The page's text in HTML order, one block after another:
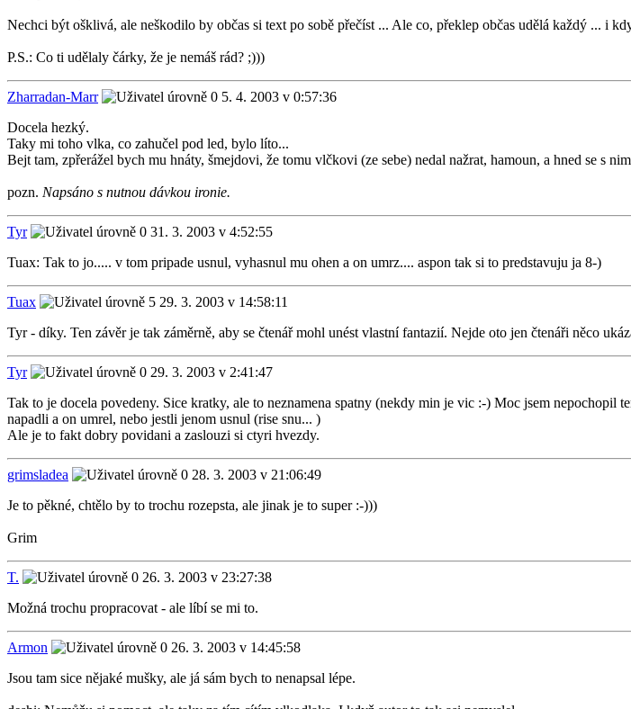
Nechci být ošklivá, ale neškodilo by občas si text po sobě přečíst ... Ale co, překlep občas udělá každý ... i
P.S.: Co ti udělaly čárky, že je nemáš rád? ;)))
Zharradan-Marr
5. 4. 2003 v 0:57:36
Docela hezký.
Taky mi toho vlka, co zahučel pod led, bylo líto...
Bejt tam, zpřerážel bych mu hnáty, šmejdovi, že tomu vlčkovi (ze sebe) nedal nažrat, hamoun, a hned se s
pozn. Napsáno s nutnou dávkou ironie.
Tyr
31. 3. 2003 v 4:52:55
Tuax: Tak to jo..... v tom pripade usnul, vyhasnul mu ohen a on umrz.... aspon tak si to predstavuju ja 8-)
Tuax
29. 3. 2003 v 14:58:11
Tyr - díky. Ten závěr je tak záměrně, aby se čtenář mohl unést vlastní fantazií. Nejde oto jen čtenáři něco
Tyr
29. 3. 2003 v 2:41:47
Tak to je docela povedeny. Sice kratky, ale to neznamena spatny (nekdy min je vic :-) Moc jsem
napadli a on umrel, nebo jestli jenom usnul (rise snu... )
Ale je to fakt dobry povidani a zaslouzi si ctyri hvezdy.
grimsladea
28. 3. 2003 v 21:06:49
Je to pěkné, chtělo by to trochu rozepsta, ale jinak je to super :-)))
Grim
T.
26. 3. 2003 v 23:27:38
Možná trochu propracovat - ale líbí se mi to.
Armon
26. 3. 2003 v 14:45:58
Jsou tam sice nějaké mušky, ale já sám bych to nenapsal lépe.